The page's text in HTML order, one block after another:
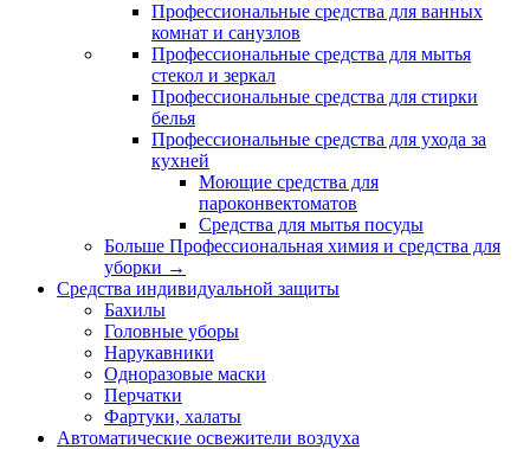
Профессиональные средства для ванных
комнат и санузлов
Профессиональные средства для мытья
стекол и зеркал
Профессиональные средства для стирки
белья
Профессиональные средства для ухода за
кухней
Моющие средства для
пароконвектоматов
Средства для мытья посуды
Больше Профессиональная химия и средства для
уборки →
Средства индивидуальной защиты
Бахилы
Головные уборы
Нарукавники
Одноразовые маски
Перчатки
Фартуки, халаты
Автоматические освежители воздуха